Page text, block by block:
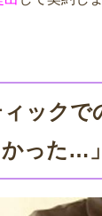
ックで
かった…